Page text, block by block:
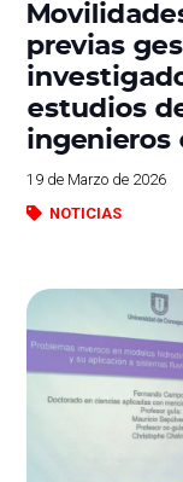
previas
estudios
19 de Marzo de 2026
NOTICIAS